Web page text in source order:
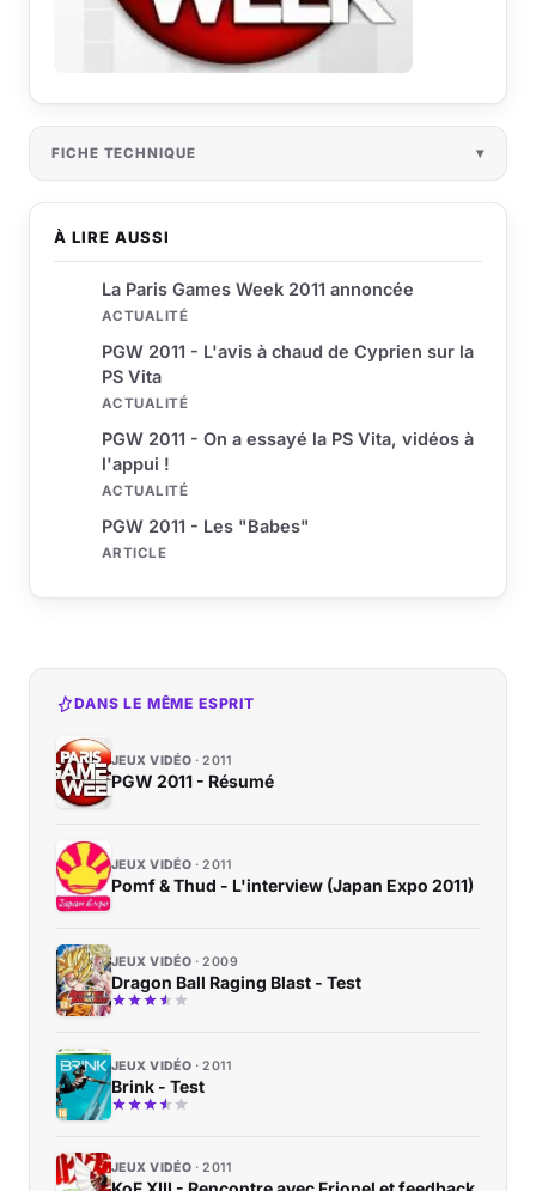
À LIRE AUSSI
La Paris Games Week 2011 annoncée
ACTUALITÉ
PGW 2011 - L'avis à chaud de Cyprien sur la
PS Vita
ACTUALITÉ
PGW 2011 - On a essayé la PS Vita, vidéos à
l'appui !
ACTUALITÉ
PGW 2011 - Les "Babes"
ARTICLE
FICHE TECHNIQUE
DANS LE MÊME ESPRIT
JEUX VIDÉO 2011
PGW 2011 - Résumé
JEUX VIDÉO 2011
Pomf & Thud - L'interview (Japan Expo 2011)
JEUX VIDÉO 2009
Dragon Ball Raging Blast - Test
JEUX VIDÉO 2011
Brink - Test
JEUX VIDÉO 2011